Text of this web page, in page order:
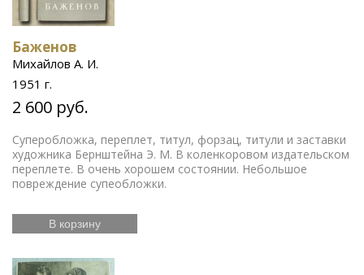
Баженов
Михайлов А. И.
1951 г.
2 600 руб.
Суперобложка, переплет, титул, форзац, титули и заставки
художника Бернштейна Э. М. В коленкоровом издательском
переплете. В очень хорошем состоянии. Небольшое
повреждение супеобложки.
В корзину